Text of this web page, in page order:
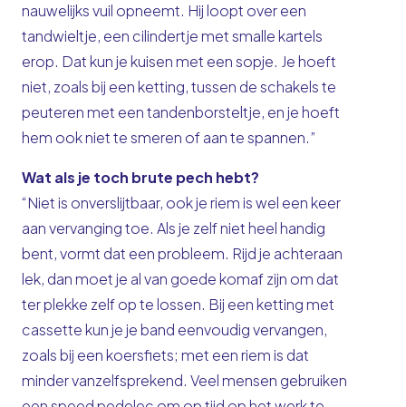
nauwelijks vuil opneemt. Hij loopt over een
tandwieltje, een cilindertje met smalle kartels
erop. Dat kun je kuisen met een sopje. Je hoeft
niet, zoals bij een ketting, tussen de schakels te
peuteren met een tandenborsteltje, en je hoeft
hem ook niet te smeren of aan te spannen.”
Wat als je toch brute pech hebt?
“Niet is onverslijtbaar, ook je riem is wel een keer
aan vervanging toe. Als je zelf niet heel handig
bent, vormt dat een probleem. Rijd je achteraan
lek, dan moet je al van goede komaf zijn om dat
ter plekke zelf op te lossen. Bij een ketting met
cassette kun je je band eenvoudig vervangen,
zoals bij een koersfiets; met een riem is dat
minder vanzelfsprekend. Veel mensen gebruiken